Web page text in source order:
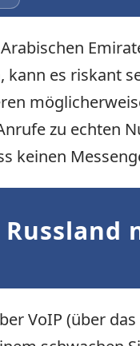
kann es riskant
zu echten
keinen
VoIP (über